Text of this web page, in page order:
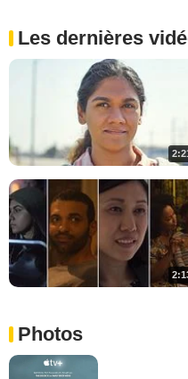
Les dernières
2:21
Photos